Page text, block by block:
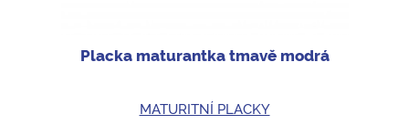
Placka maturantka tmavě modrá
MATURITNÍ PLACKY